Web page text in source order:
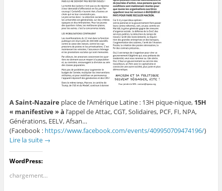
A Saint-Nazaire place de l’Amérique Latine : 13H pique-nique, 15H
« manifestive » à l’appel de Attac, CGT, Solidaires, PCF, FI, NPA,
Générations, EELV, Afsan…
(Facebook : https://www.facebook.com/events/409950709474196/)
Lire la suite →
WordPress:
chargement…